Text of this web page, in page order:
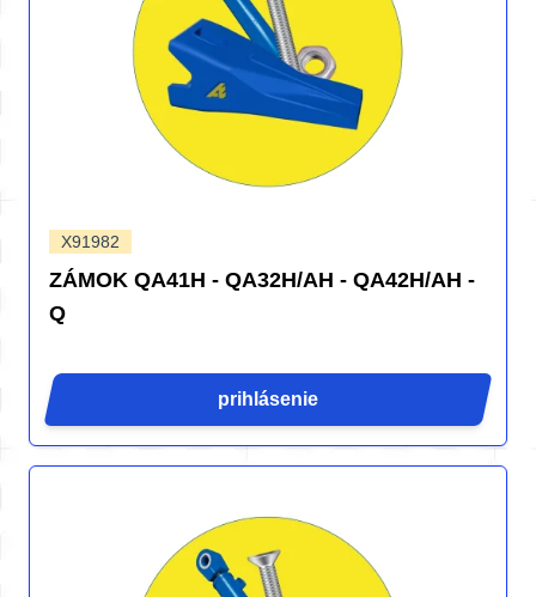
X91982
ZÁMOK QA41H - QA32H/AH - QA42H/AH -
Q
prihlásenie